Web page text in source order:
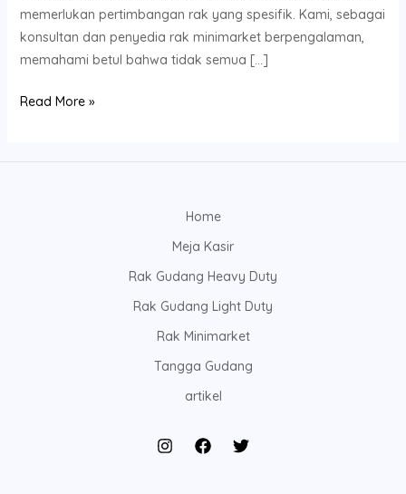
memerlukan pertimbangan rak yang spesifik. Kami, sebagai
konsultan dan penyedia rak minimarket berpengalaman,
memahami betul bahwa tidak semua […]
Read More »
Home
Meja Kasir
Rak Gudang Heavy Duty
Rak Gudang Light Duty
Rak Minimarket
Tangga Gudang
artikel